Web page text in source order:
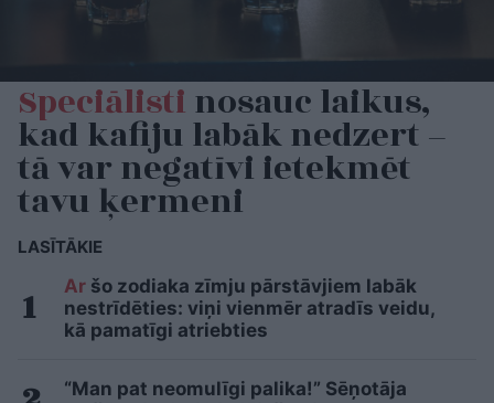
Speciālistinosauc laikus,
kad kafiju labāk nedzert –
tā var negatīvi ietekmēt
tavu ķermeni
LASĪTĀKIE
Ar šo zodiaka zīmju pārstāvjiem labāk
nestrīdēties: viņi vienmēr atradīs veidu,
kā pamatīgi atriebties
“Man pat neomulīgi palika!” Sēņotāja